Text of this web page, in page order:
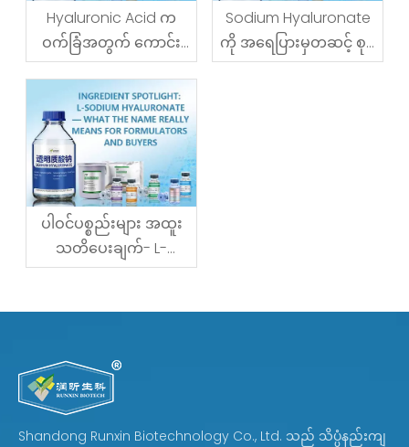
Hyaluronic Acid က
ဝက်ခြံအတွက် ကောင်း
သလား။
အထောက်အထားအခြေခံ
လမ်းညွှန်
Sodium Hyaluronate
ကို အရေပြားမှတဆင့် စုပ်
ယူနိုင်ပါသလား။
ပါဝင်ပစ္စည်းများ အထူး
သတိပေးချက်- L-
Sodium Hyaluronate
မှာ အဘယ်နည်း။
Shandong Runxin Biotechnology Co., Ltd. သည် သိပ္ပံနည်းကျ